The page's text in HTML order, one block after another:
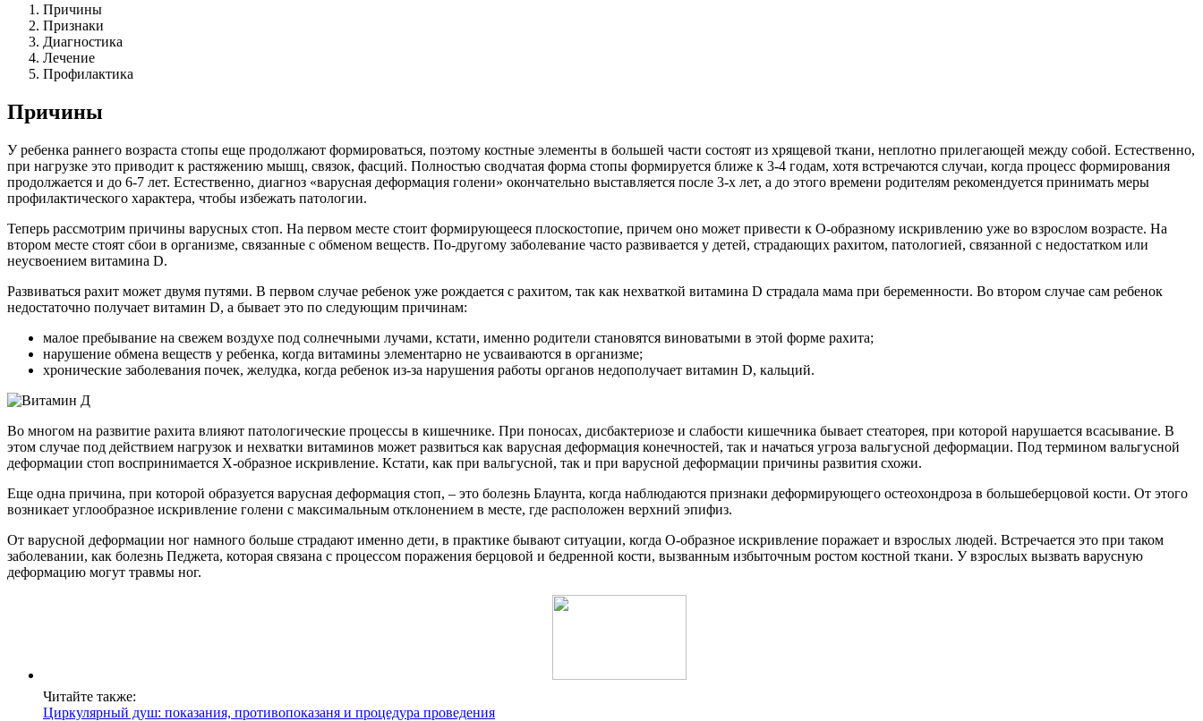
Причины
Признаки
Диагностика
Лечение
Профилактика
Причины
У ребенка раннего возраста стопы еще продолжают формироваться, поэтому костные элементы в большей части состоят из хрящевой ткани, неплотно прилегающей между собой. Естественно,
при нагрузке это приводит к растяжению мышц, связок, фасций. Полностью сводчатая форма стопы формируется ближе к 3-4 годам, хотя встречаются случаи, когда процесс формирования
продолжается и до 6-7 лет. Естественно, диагноз «варусная деформация голени» окончательно выставляется после 3-х лет, а до этого времени родителям рекомендуется принимать меры
профилактического характера, чтобы избежать патологии.
Теперь рассмотрим причины варусных стоп. На первом месте стоит формирующееся плоскостопие, причем оно может привести к О-образному искривлению уже во взрослом возрасте. На
втором месте стоят сбои в организме, связанные с обменом веществ. По-другому заболевание часто развивается у детей, страдающих рахитом, патологией, связанной с недостатком или
неусвоением витамина D.
Развиваться рахит может двумя путями. В первом случае ребенок уже рождается с рахитом, так как нехваткой витамина D страдала мама при беременности. Во втором случае сам ребенок
недостаточно получает витамин D, а бывает это по следующим причинам:
малое пребывание на свежем воздухе под солнечными лучами, кстати, именно родители становятся виноватыми в этой форме рахита;
нарушение обмена веществ у ребенка, когда витамины элементарно не усваиваются в организме;
хронические заболевания почек, желудка, когда ребенок из-за нарушения работы органов недополучает витамин D, кальций.
Во многом на развитие рахита влияют патологические процессы в кишечнике. При поносах, дисбактериозе и слабости кишечника бывает стеаторея, при которой нарушается всасывание. В
этом случае под действием нагрузок и нехватки витаминов может развиться как варусная деформация конечностей, так и начаться угроза вальгусной деформации. Под термином вальгусной
деформации стоп воспринимается X-образное искривление. Кстати, как при вальгусной, так и при варусной деформации причины развития схожи.
Еще одна причина, при которой образуется варусная деформация стоп, – это болезнь Блаунта, когда наблюдаются признаки деформирующего остеохондроза в большеберцовой кости. От этого
возникает углообразное искривление голени с максимальным отклонением в месте, где расположен верхний эпифиз.
От варусной деформации ног намного больше страдают именно дети, в практике бывают ситуации, когда О-образное искривление поражает и взрослых людей. Встречается это при таком
заболевании, как болезнь Педжета, которая связана с процессом поражения берцовой и бедренной кости, вызванным избыточным ростом костной ткани. У взрослых вызвать варусную
деформацию могут травмы ног.
Читайте также:
Циркулярный душ: показания, противопоказаня и процедура проведения